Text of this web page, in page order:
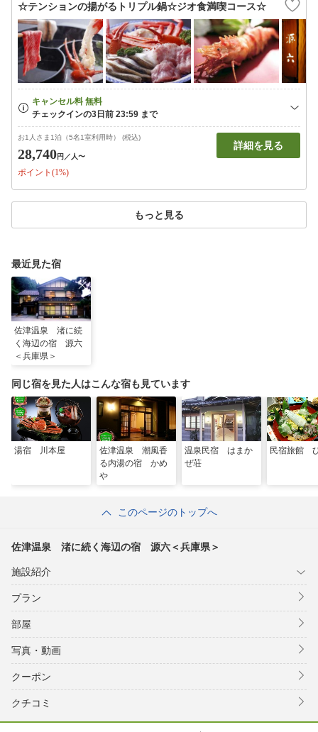
☆テンションの揚がるトリプル鍋☆ジオ食満喫コース☆
お1人さま1泊（5名1室利用時） (税込)
28,740円 ／人〜
ポイント(1%)
詳細を見る
もっと見る
最近見た宿
佐津温泉 渚に続
く海辺の宿 源六
＜兵庫県＞
同じ宿を見た人はこんな宿も見ています
湯宿 川本屋
佐津温泉 潮風香
る内湯の宿 かめ
や
温泉民宿 はまか
ぜ荘
民宿旅館
このページのトップへ
佐津温泉 渚に続く海辺の宿 源六＜兵庫県＞
施設紹介
プラン
部屋
写真・動画
クーポン
クチコミ